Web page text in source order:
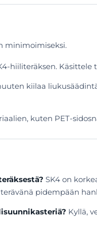
minimoimiseksi.
hiiliteräksen.
kiilaa
kuten PET-
SK4 on
pidempään
Kyllä,